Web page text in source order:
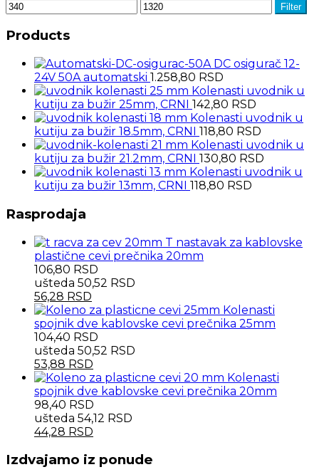
Filter
Products
DC osigurač 12-
24V 50A automatski 1.258,80 RSD
Kolenasti uvodnik u
kutiju za bužir 25mm, CRNI 142,80 RSD
Kolenasti uvodnik u
kutiju za bužir 18.5mm, CRNI 118,80 RSD
Kolenasti uvodnik u
kutiju za bužir 21.2mm, CRNI 130,80 RSD
Kolenasti uvodnik u
kutiju za bužir 13mm, CRNI 118,80 RSD
Rasprodaja
T nastavak za kablovske
plastične cevi prečnika 20mm
106,80 RSD
ušteda 50,52 RSD
56,28 RSD
Kolenasti
spojnik dve kablovske cevi prečnika 25mm
104,40 RSD
ušteda 50,52 RSD
53,88 RSD
Kolenasti
spojnik dve kablovske cevi prečnika 20mm
98,40 RSD
ušteda 54,12 RSD
44,28 RSD
Izdvajamo iz ponude